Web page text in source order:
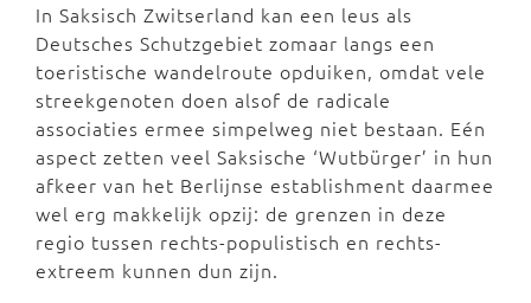
In Saksisch Zwitserland kan een leus als
Deutsches Schutzgebiet zomaar langs een
toeristische wandelroute opduiken, omdat vele
streekgenoten doen alsof de radicale
associaties ermee simpelweg niet bestaan. Eén
aspect zetten veel Saksische ‘Wutbürger’ in hun
afkeer van het Berlijnse establishment daarmee
wel erg makkelijk opzij: de grenzen in deze
regio tussen rechts-populistisch en rechts-
extreem kunnen dun zijn.